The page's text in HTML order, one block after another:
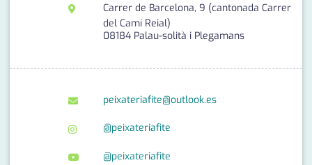
societat
editorial
Carrer de Barcelona, 9 (cantonada Carrer
del Camí Reial)
08184 Palau-solità i Plegamans
peixateriafite@outlook.es
@peixateriafite
@peixateriafite